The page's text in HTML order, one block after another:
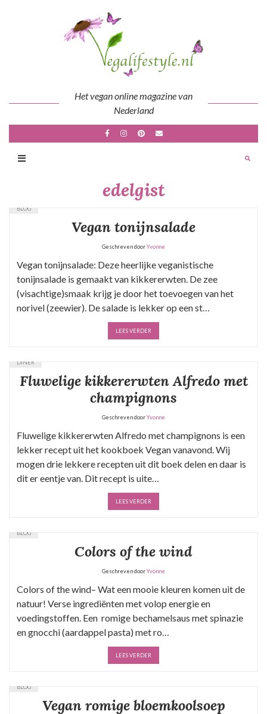
Het vegan online magazine van
Nederland
edelgist
BLOG
Vegan tonijnsalade
Geschreven doorYvonne
Vegan tonijnsalade: Deze heerlijke veganistische
tonijnsalade is gemaakt van kikkererwten. De zee
(visachtige)smaak krijg je door het toevoegen van het
norivel (zeewier). De salade is lekker op een st…
LEES VERDER
DINER
Fluwelige kikkererwten Alfredo met
champignons
Geschreven doorYvonne
Fluwelige kikkererwten Alfredo met champignons is een
lekker recept uit het kookboek Vegan vanavond. Wij
mogen drie lekkere recepten uit dit boek delen en daar is
dit er eentje van. Dit recept is uite…
LEES VERDER
BLOG
Colors of the wind
Geschreven doorYvonne
Colors of the wind– Wat een mooie kleuren komen uit de
natuur! Verse ingrediënten met volop energie en
voedingstoffen. Een romige bechamelsaus met spinazie
en gnocchi (aardappel pasta) met ro…
LEES VERDER
BLOG
Vegan romige bloemkoolsoep